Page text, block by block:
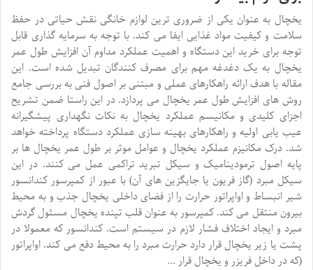
یخچال به عنوان یکی از ضروری ترین لوازم خانگی نقش حیاتی در حفظ
سلامت و کیفیت مواد غذایی ایفا می کند. با توجه به سرمایه گذاری قابل
توجه برای خرید این دستگاه و اهمیت عملکرد مداوم آن افزایش طول عمر
یخچال به یک دغدغه مهم برای مصرف کنندگان تبدیل شده است. این
مقاله با هدف ارائه راهکارهای عملی و مبتنی بر اصول فنی به بررسی جامع
روش های افزایش طول عمر یخچال می پردازد. در این راستا ضمن تشریح
اجزای کلیدی و مکانیسم عملکرد یخچال به نکات نگهداری پیشگیرانه
عیب یابی اولیه و راهکارهای بهینه سازی عملکرد دستگاه پرداخته خواهد
شد. درک مکانیزم عملکرد یخچال و عوامل موثر بر طول عمر یخچال ها بر
پایه اصول ترمودینامیک و سیکل تبرید تراکمی عمل می کنند. در این
سیکل مبرد (گاز فریون یا جایگزین های آن) با عبور از کمپرسور کندانسور
شیر انبساط و اواپراتور حرارت را از فضای داخلی یخچال جذب و به محیط
بیرون منتقل می کند. کمپرسور به عنوان قلب تپنده یخچال مسئول گردش
مبرد و ایجاد اختلاف فشار لازم در سیستم است. کندانسور که معمولا در
پشت یا زیر یخچال قرار دارد حرارت مبرد را به محیط دفع می کند. اواپراتور
(که در داخل فریزر و یخچال قرار …